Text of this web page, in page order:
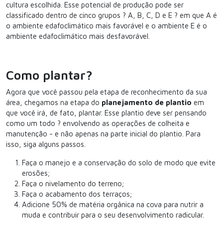
cultura escolhida. Esse potencial de produção pode ser
classificado dentro de cinco grupos ? A, B, C, D e E ? em que A é
o ambiente edafoclimático mais favorável e o ambiente E é o
ambiente edafoclimático mais desfavorável.
Como plantar?
Agora que você passou pela etapa de reconhecimento da sua
área, chegamos na etapa do planejamento de plantio em
que você irá, de fato, plantar. Esse plantio deve ser pensando
como um todo ? envolvendo as operações de colheita e
manutenção - e não apenas na parte inicial do plantio. Para
isso, siga alguns passos.
Faça o manejo e a conservação do solo de modo que evite
erosões;
Faça o nivelamento do terreno;
Faça o acabamento dos terraços;
Adicione 50% de matéria orgânica na cova para nutrir a
muda e contribuir para o seu desenvolvimento radicular.